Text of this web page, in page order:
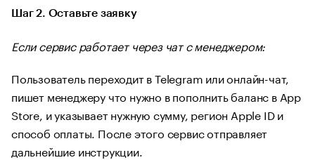
Шаг 2. Оставьте заявку
Если сервис работает через чат с менеджером:
Пользователь переходит в Telegram или онлайн-чат,
пишет менеджеру что нужно в пополнить баланс в App
Store, и указывает нужную сумму, регион Apple ID и
способ оплаты. После этого сервис отправляет
дальнейшие инструкции.